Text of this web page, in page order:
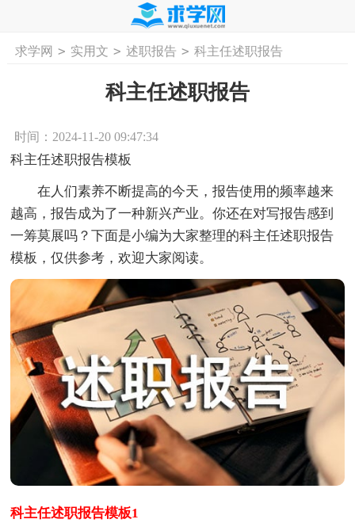
首页 工作计划 活动计划 学习计划
求学网 > 实用文 > 述职报告 > 科主任述职报告
科主任述职报告
时间：2024-11-20 09:47:34
科主任述职报告模板
在人们素养不断提高的今天，报告使用的频率越来
越高，报告成为了一种新兴产业。你还在对写报告感到
一筹莫展吗？下面是小编为大家整理的科主任述职报告
模板，仅供参考，欢迎大家阅读。
科主任述职报告模板1